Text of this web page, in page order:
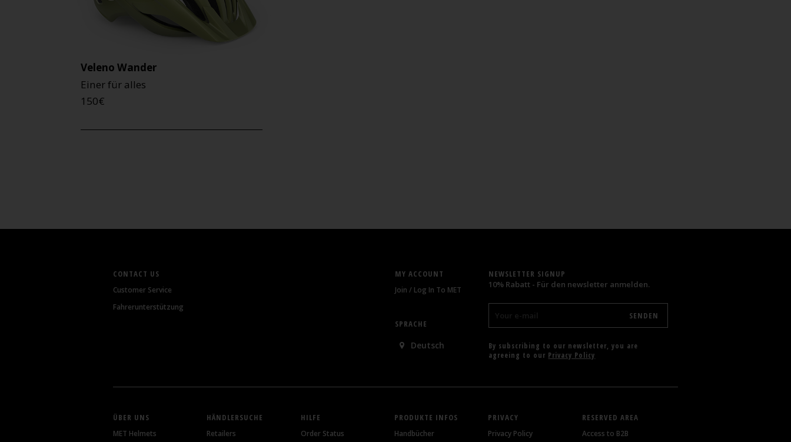
Veleno Wander
Einer für alles
150€
CONTACT US
Customer Service
Fahrerunterstützung
MY ACCOUNT
Join / Log In To MET
SPRACHE
Deutsch
NEWSLETTER SIGNUP
10% Rabatt - Für den newsletter anmelden.
By subscribing to our newsletter, you are
agreeing to our Privacy Policy
ÜBER UNS
MET Helmets
HÄNDLERSUCHE
Retailers
HILFE
Order Status
PRODUKTE INFOS
Handbücher
PRIVACY
Privacy Policy
RESERVED AREA
Access to B2B